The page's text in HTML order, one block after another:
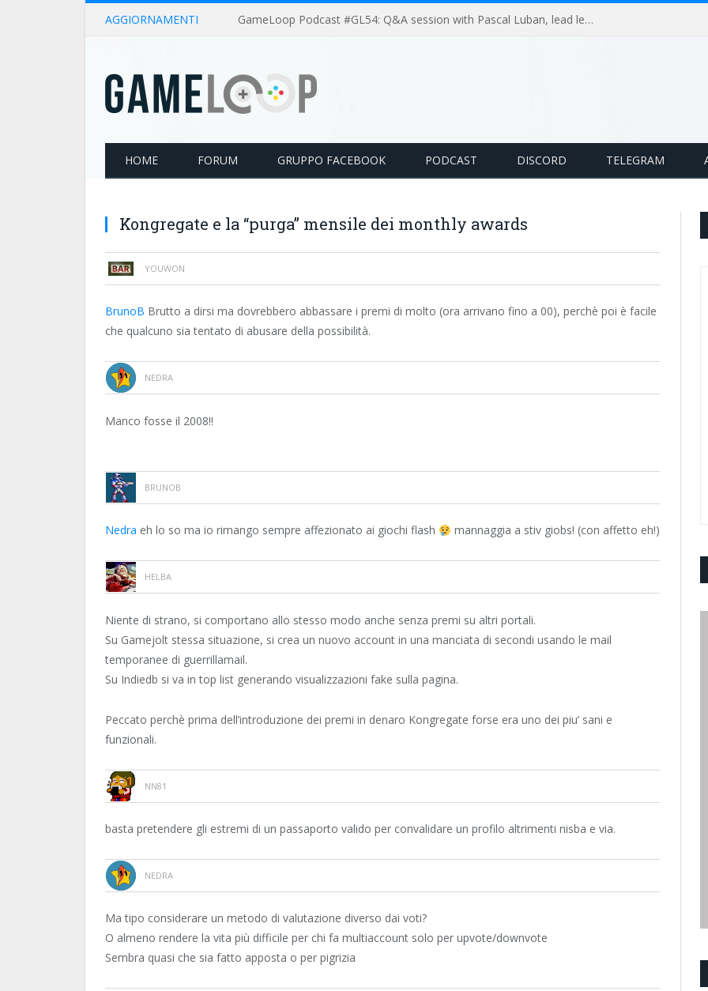
AGGIORNAMENTI GameLoop Podcast #GL54: Q&A session with Pascal Luban, lead level designer on Splinter Cell multiplayer games
HOME FORUM GRUPPO FACEBOOK PODCAST DISCORD TELEGRAM
Kongregate e la “purga” mensile dei monthly awards
YOUWON
BrunoB Brutto a dirsi ma dovrebbero abbassare i premi di molto (ora arrivano fino a 00), perchè poi è facile
che qualcuno sia tentato di abusare della possibilità.
NEDRA
Manco fosse il 2008!!
BRUNOB
Nedra eh lo so ma io rimango sempre affezionato ai giochi flash mannaggia a stiv giobs! (con affetto eh!)
HELBA
Niente di strano, si comportano allo stesso modo anche senza premi su altri portali.
Su Gamejolt stessa situazione, si crea un nuovo account in una manciata di secondi usando le mail
temporanee di guerrillamail.
Su Indiedb si va in top list generando visualizzazioni fake sulla pagina.
Peccato perchè prima dell’introduzione dei premi in denaro Kongregate forse era uno dei piu’ sani e
funzionali.
NN81
basta pretendere gli estremi di un passaporto valido per convalidare un profilo altrimenti nisba e via.
NEDRA
Ma tipo considerare un metodo di valutazione diverso dai voti?
O almeno rendere la vita più difficile per chi fa multiaccount solo per upvote/downvote
Sembra quasi che sia fatto apposta o per pigrizia